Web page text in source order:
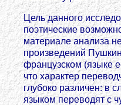
Цель данного
поэтические
материале анализа
произведений
французском (языке
что характер
глубоко различен: в
языком переводят с